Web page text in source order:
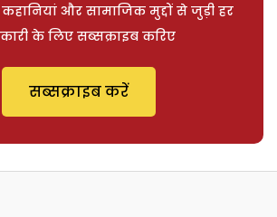
और सामाजिक मुद्दों से जुड़ी हर
के लिए सब्सक्राइब करिए
सब्सक्राइब करें